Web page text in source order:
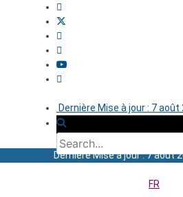
Dernière Mise à jour : 7 août
Dernière Mise à jour : 7 août
FR